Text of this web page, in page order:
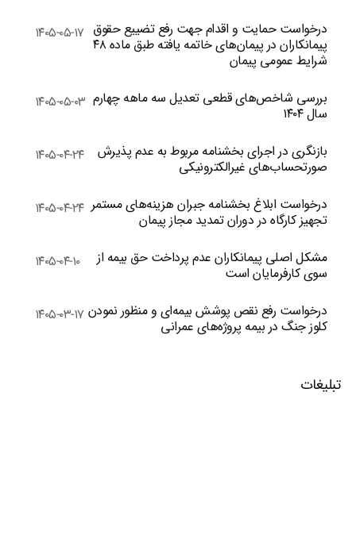
درخواست حمایت و اقدام جهت رفع تضییع حقوق
پیمانکاران در پیمان‌های خاتمه یافته طبق ماده ۴۸
شرایط عمومی پیمان
۱۴۰۵-۰۵-۱۷
بررسی شاخص‌های قطعی تعدیل سه ماهه چهارم
سال ۱۴۰۴
۱۴۰۵-۰۵-۰۳
بازنگری در اجرای بخشنامه مربوط به عدم پذیرش
صورتحساب‌های غیرالکترونیکی
۱۴۰۵-۰۴-۲۴
درخواست ابلاغ بخشنامه جبران هزینه‌های مستمر
تجهیز کارگاه در دوران تمدید مجاز پیمان
۱۴۰۵-۰۴-۲۴
مشکل اصلی پیمانکاران عدم پرداخت حق بیمه از
سوی کارفرمایان است
۱۴۰۵-۰۴-۱۰
درخواست رفع نقص پوشش بیمه‌ای و منظور نمودن
کلوز جنگ در بیمه پروژه‌های عمرانی
۱۴۰۵-۰۳-۱۷
تبلیغات